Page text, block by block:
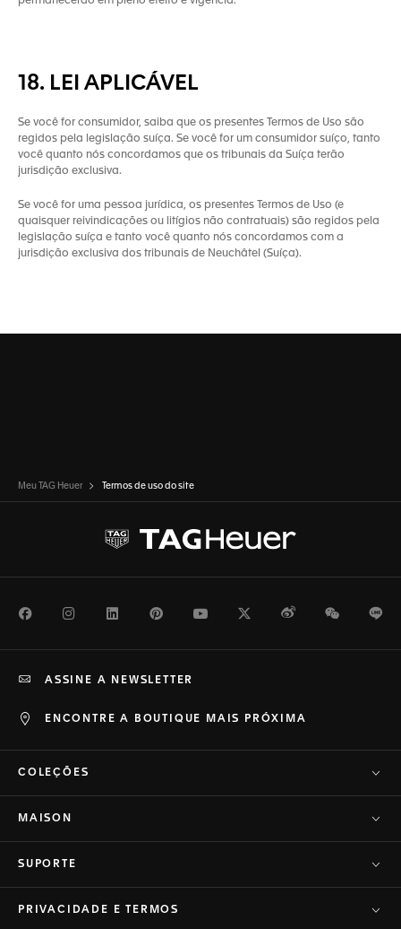
18. LEI APLICÁVEL
Se você for consumidor, saiba que os presentes Termos de Uso são
regidos pela legislação suíça. Se você for um consumidor suíço, tanto
você quanto nós concordamos que os tribunais da Suíça terão
jurisdição exclusiva.
Se você for uma pessoa jurídica, os presentes Termos de Uso (e
quaisquer reivindicações ou litígios não contratuais) são regidos pela
legislação suíça e tanto você quanto nós concordamos com a
jurisdição exclusiva dos tribunais de Neuchâtel (Suíça).
Meu TAG Heuer Termos de uso do site
FacebookInstagramLinkedInPinterestYoutubeTwitterWeiboWeChat
ENCONTRE A BOUTIQUE MAIS PRÓXIMA
ASSINE A NEWSLETTER
COLEÇÕES
MAISON
SUPORTE
PRIVACIDADE E TERMOS